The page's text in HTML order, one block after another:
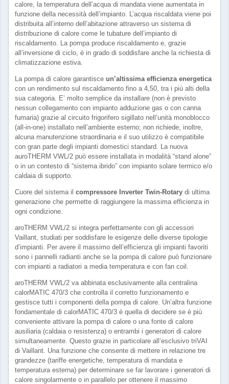
calore, la temperatura dell’acqua di mandata viene aumentata in
funzione della necessità dell’impianto. L’acqua riscaldata viene poi
distribuita all’interno dell’abitazione attraverso un sistema di
distribuzione di calore come le tubature dell’impianto di
riscaldamento. La pompa produce riscaldamento e, grazie
all’inversione di ciclo, è in grado di soddisfare anche la richiesta di
climatizzazione estiva.
La pompa di calore garantisce un’altissima efficienza energetica
con un rendimento sul riscaldamento fino a 4,50, tra i più alti della
sua categoria. E’ molto semplice da installare (non è previsto
nessun collegamento con impianto adduzione gas o con canna
fumaria) grazie al circuito frigorifero sigillato nell’unità monoblocco
(all-in-one) installato nell’ambiente esterno; non richiede, inoltre,
alcuna manutenzione straordinaria e il suo utilizzo è compatibile
con gran parte degli impianti domestici standard. La nuova
auroTHERM VWL/2 può essere installata in modalità “stand alone”
o in un contesto di “sistema ibrido” con impianto solare termico e/o
caldaia di supporto.
Cuore del sistema il compressore Inverter Twin-Rotary di ultima
generazione che permette di raggiungere la massima efficienza in
ogni condizione.
aroTHERM VWL/2 si integra perfettamente con gli accessori
Vaillant, studiati per soddisfare le esigenze delle diverse tipologie
d’impianti. Per avere il massimo dell’efficienza gli impianti favoriti
sono i pannelli radianti anche se la pompa di calore può funzionare
con impianti a radiatori a media temperatura e con fan coil.
aroTHERM VWL/2 va abbinata esclusivamente alla centralina
calorMATIC 470/3 che controlla il corretto funzionamento e
gestisce tutti i componenti della pompa di calore. Un’altra funzione
fondamentale di calorMATIC 470/3 è quella di decidere se è più
conveniente attivare la pompa di calore o una fonte di calore
ausiliaria (caldaia o resistenza) o entrambi i generatori di calore
simultaneamente. Questo grazie in particolare all’esclusivo triVAI
di Vaillant. Una funzione che consente di mettere in relazione tre
grandezze (tariffe energetiche, temperatura di mandata e
temperatura esterna) per determinare se far lavorare i generatori di
calore singolarmente o in parallelo per ottenere il massimo